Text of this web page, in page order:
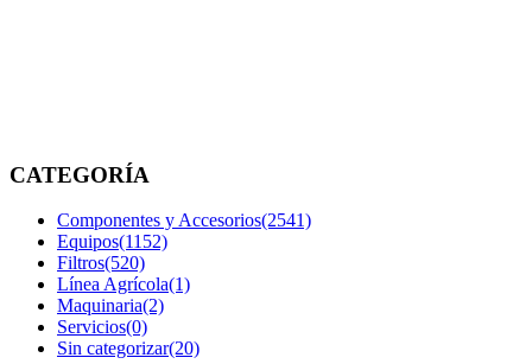
CATEGORÍA
Componentes y Accesorios(2541)
Equipos(1152)
Filtros(520)
Línea Agrícola(1)
Maquinaria(2)
Servicios(0)
Sin categorizar(20)